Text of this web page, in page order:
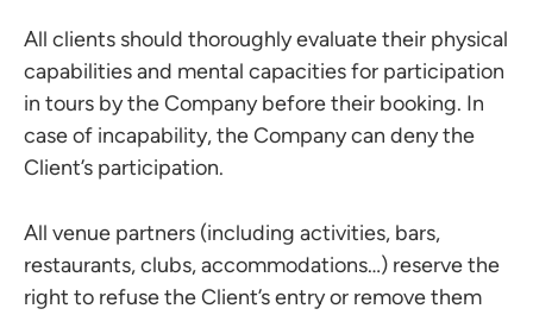
All clients should thoroughly evaluate their physical
capabilities and mental capacities for participation
in tours by the Company before their booking. In
case of incapability, the Company can deny the
Client’s participation.
All venue partners (including activities, bars,
restaurants, clubs, accommodations…) reserve the
right to refuse the Client’s entry or remove them